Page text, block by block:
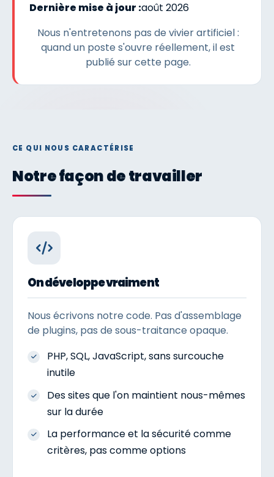
Dernière mise à jour :août 2026
Nous n'entretenons pas de vivier artificiel :
quand un poste s'ouvre réellement, il est
publié sur cette page.
CE QUI NOUS CARACTÉRISE
Notre façon de travailler
On développe vraiment
Nous écrivons notre code. Pas d'assemblage
de plugins, pas de sous-traitance opaque.
PHP, SQL, JavaScript, sans surcouche
inutile
Des sites que l'on maintient nous-mêmes
sur la durée
La performance et la sécurité comme
critères, pas comme options